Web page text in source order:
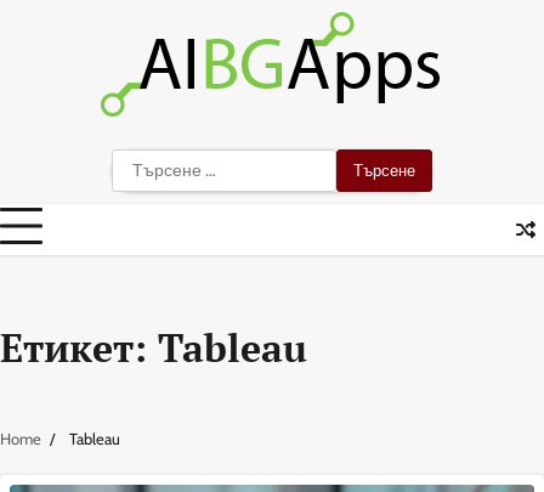
Търсене
за:
Етикет: Tableau
Home Tableau